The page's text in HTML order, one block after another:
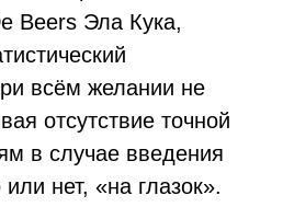
Beers Эла Кука,
всём желании не
отсутствие точной
в случае введения
нет, «на глазок».